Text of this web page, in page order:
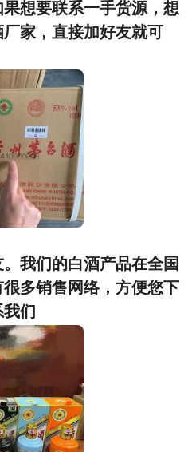
想要联系一手货源，想
家，直接加好友就可
我们的白酒产品在全国
多销售网络，方便您下
们